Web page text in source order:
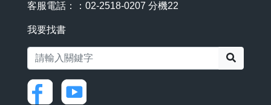
客服電話：：02-2518-0207 分機22
我要找書